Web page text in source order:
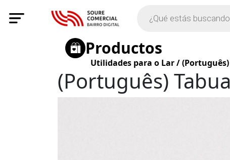
Productos
Utilidades para o Lar/
(Português)